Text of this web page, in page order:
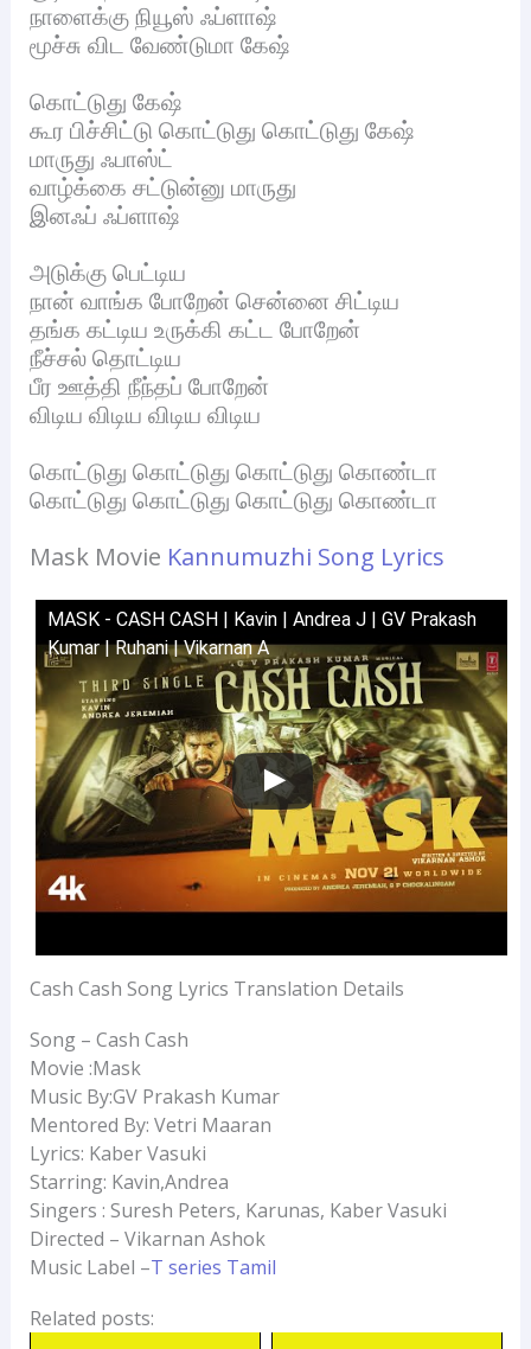
நாளைக்கு நியூஸ் ஃப்ளாஷ்
மூச்சு விட வேண்டுமா கேஷ்
கொட்டுது கேஷ்
கூர பிச்சிட்டு கொட்டுது கொட்டுது கேஷ்
மாருது ஃபாஸ்ட்
வாழ்க்கை சட்டுன்னு மாருது
இனஃப் ஃப்ளாஷ்
அடுக்கு பெட்டிய
நான் வாங்க போறேன் சென்னை சிட்டிய
தங்க கட்டிய உருக்கி கட்ட போறேன்
நீச்சல் தொட்டிய
பீர ஊத்தி நீந்தப் போறேன்
விடிய விடிய விடிய விடிய
கொட்டுது கொட்டுது கொட்டுது கொண்டா
கொட்டுது கொட்டுது கொட்டுது கொண்டா
Mask Movie Kannumuzhi Song Lyrics
MASK - CASH CASH | Kavin | Andrea J | GV Prakash
Kumar | Ruhani | Vikarnan A
Cash Cash Song Lyrics Translation Details
Song – Cash Cash
Movie :Mask
Music By:GV Prakash Kumar
Mentored By: Vetri Maaran
Lyrics: Kaber Vasuki
Starring: Kavin,Andrea
Singers : Suresh Peters, Karunas, Kaber Vasuki
Directed – Vikarnan Ashok
Music Label –T series Tamil
Related posts: